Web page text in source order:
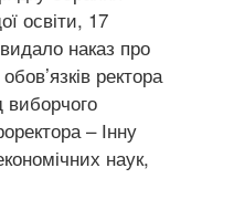
освіти, 17
наказ про
ректора
виборчого
– Інну
наук,